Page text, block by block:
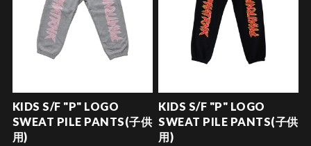
KIDS S/F "P" LOGO
SWEAT PILE PANTS(子供
用)
KIDS S/F "P" LOGO
SWEAT PILE PANTS(子供
用)